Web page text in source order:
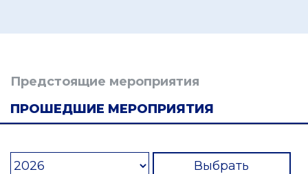
Предстоящие мероприятия
ПРОШЕДШИЕ МЕРОПРИЯТИЯ
Выбрать